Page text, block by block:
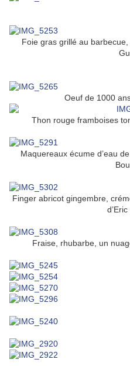
Foie gras grillé au
Oeuf de 1000
Thon rouge framboises
Maquereaux écume d’eau
Finger abricot gingembre,
Fraise, rhubarbe, un